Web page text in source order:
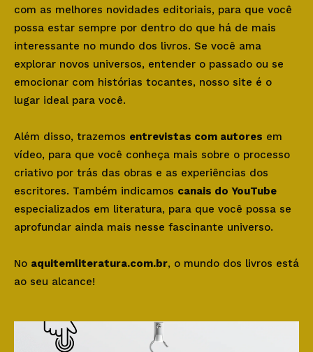
com as melhores novidades editoriais, para que você
possa estar sempre por dentro do que há de mais
interessante no mundo dos livros. Se você ama
explorar novos universos, entender o passado ou se
emocionar com histórias tocantes, nosso site é o
lugar ideal para você.
Além disso, trazemos entrevistas com autores em
vídeo, para que você conheça mais sobre o processo
criativo por trás das obras e as experiências dos
escritores. Também indicamos canais do YouTube
especializados em literatura, para que você possa se
aprofundar ainda mais nesse fascinante universo.
No aquitemliteratura.com.br, o mundo dos livros está
ao seu alcance!